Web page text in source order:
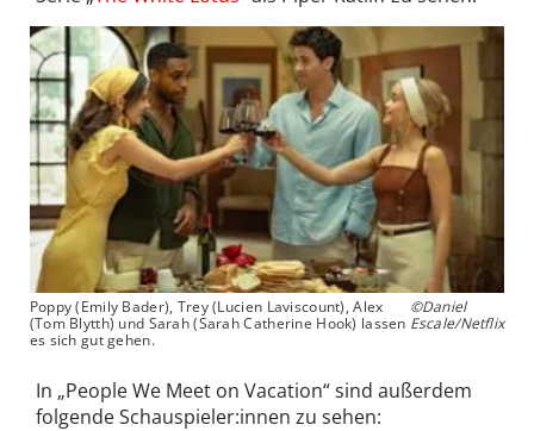
Poppy (Emily Bader), Trey (Lucien Laviscount), Alex
(Tom Blytth) und Sarah (Sarah Catherine Hook) lassen
es sich gut gehen.
©Daniel
Escale/Netflix
In „People We Meet on Vacation“ sind außerdem
folgende Schauspieler:innen zu sehen: